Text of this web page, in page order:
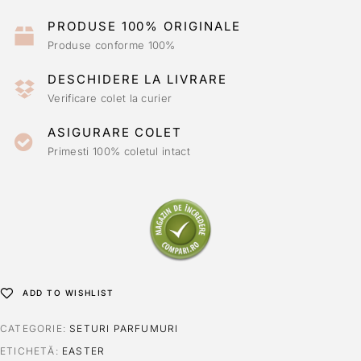
PRODUSE 100% ORIGINALE
Produse conforme 100%
DESCHIDERE LA LIVRARE
Verificare colet la curier
ASIGURARE COLET
Primesti 100% coletul intact
ADD TO WISHLIST
CATEGORIE: SETURI PARFUMURI
ETICHETĂ: EASTER